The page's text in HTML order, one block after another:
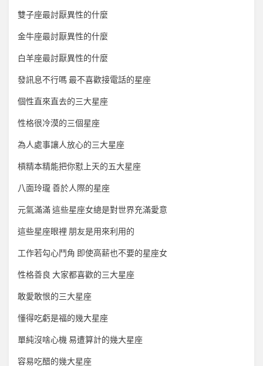
雙子座最討厭異性的什麼
金牛座最討厭異性的什麼
白羊座最討厭異性的什麼
發訊息不行嗎 最不喜歡接電話的星座
個性直來直去的三大星座
性格很冷漠的三個星座
為人處事讓人放心的三大星座
槓精本精能把你懟上天的五大星座
八面玲瓏 善於人際的星座
元氣滿滿 這些星座女總是對世界充滿愛意
這些星座眼裡 朋友是用來利用的
工作若勾心鬥角 即使高薪也不要的星座女
性格善良 大家都喜歡的三大星座
敢愛敢恨的三大星座
懂得吃虧是福的幾大星座
單純沒啥心機 易遭算計的幾大星座
容易吃醋的幾大星座